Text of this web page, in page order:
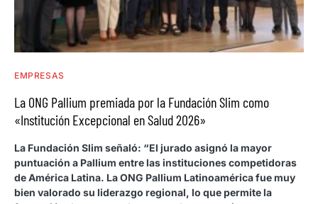
EMPRESAS
La ONG Pallium premiada por la Fundación Slim como
«Institución Excepcional en Salud 2026»
La Fundación Slim señaló: “El jurado asignó la mayor
puntuación a Pallium entre las instituciones competidoras
de América Latina. La ONG Pallium Latinoamérica fue muy
bien valorado su liderazgo regional, lo que permite la